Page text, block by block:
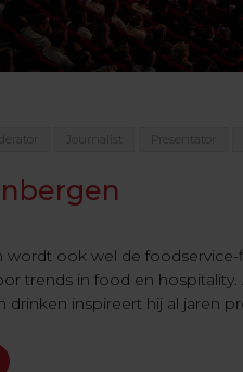
Journalist Presentator
wordt ook wel de
trends in food en
drinken inspireert hij al jaren